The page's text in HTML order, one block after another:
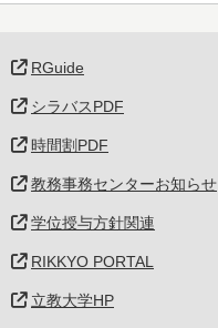
RGuide
シラバスPDF
時間割PDF
教務事務センターお知らせ
学位授与方針関連
RIKKYO PORTAL
立教大学HP